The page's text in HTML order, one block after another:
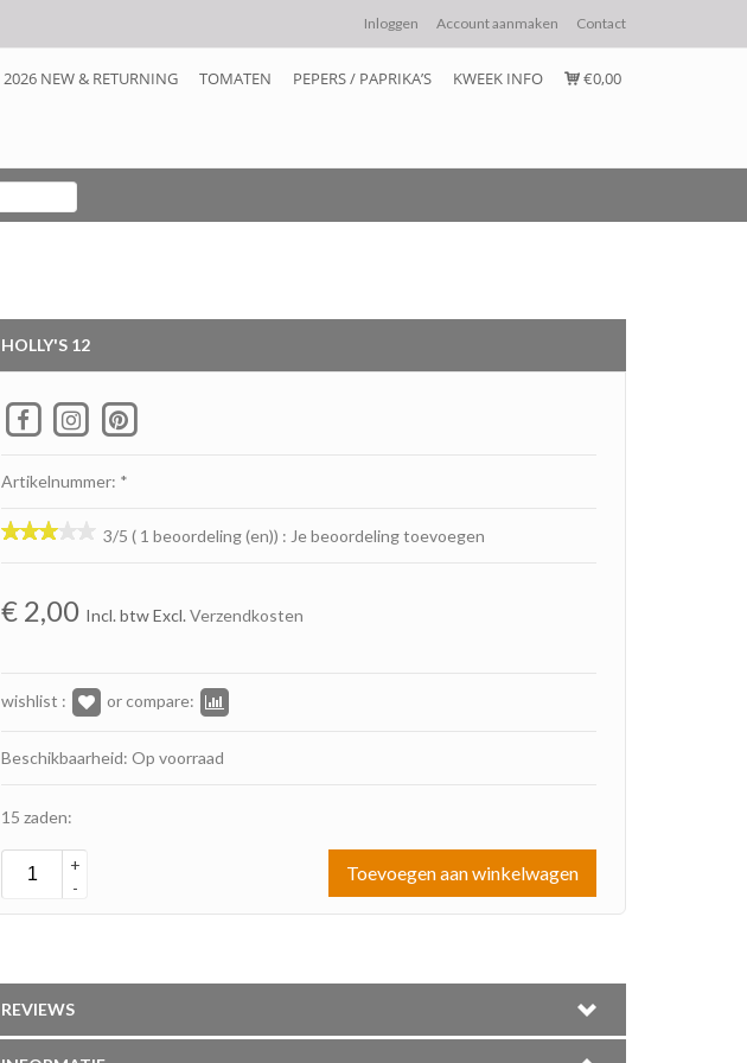
Inloggen Account aanmaken Contact
2026 NEW & RETURNING TOMATEN PEPERS / PAPRIKA’S KWEEK INFO €0,00
HOLLY'S 12
Artikelnummer: *
3/5 ( 1 beoordeling (en)) : Je beoordeling toevoegen
€ 2,00 Incl. btw Excl. Verzendkosten
wishlist : or compare:
Beschikbaarheid: Op voorraad
15 zaden:
+
-
Toevoegen aan winkelwagen
REVIEWS